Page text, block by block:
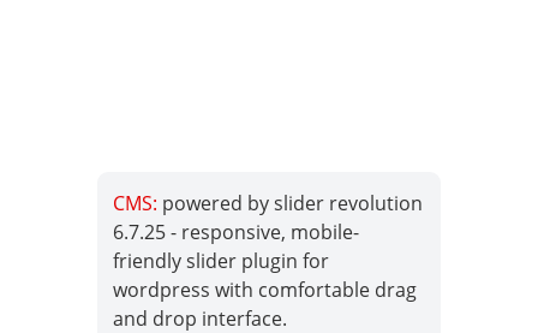
CMS: powered by slider revolution
6.7.25 - responsive, mobile-
friendly slider plugin for
wordpress with comfortable drag
and drop interface.